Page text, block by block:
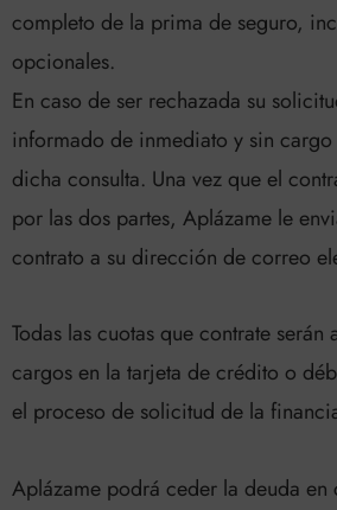
completo de la prima de seguro,
opcionales.
En caso de ser rechazada su
informado de inmediato y sin
dicha consulta. Una vez que el
por las dos partes, Aplázame le
contrato a su dirección de correo
Todas las cuotas que contrate serán
cargos en la tarjeta de crédito o
el proceso de solicitud de la
Aplázame podrá ceder la deuda